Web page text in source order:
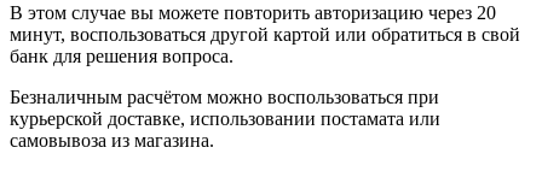
В этом случае вы можете повторить авторизацию через 20
минут, воспользоваться другой картой или обратиться в свой
банк для решения вопроса.
Безналичным расчётом можно воспользоваться при
курьерской доставке, использовании постамата или
самовывоза из магазина.